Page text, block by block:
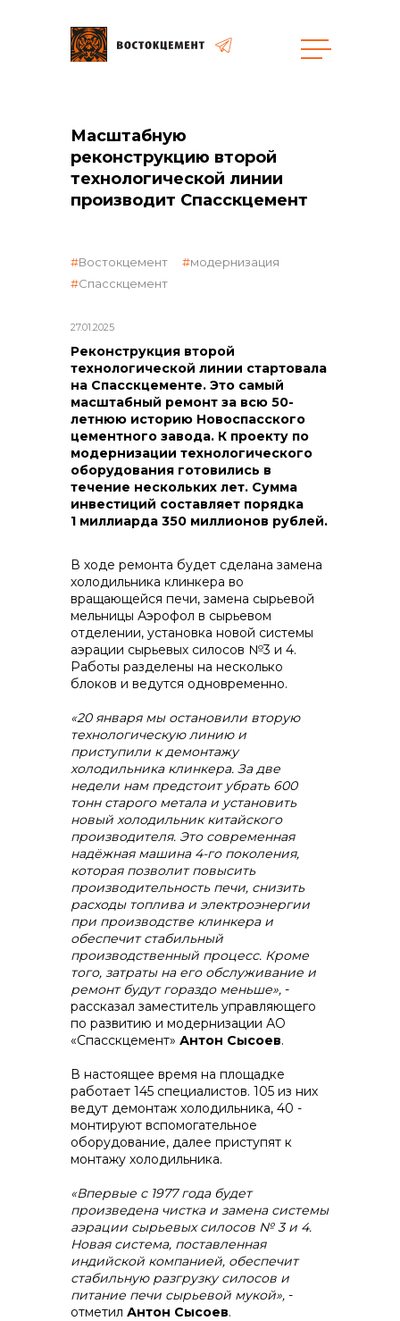
общая информация
реализация неликвидов
контакты отдела закупок
+7 (423) 234 50 50
info@vostokcement.ru
Масштабную
реконструкцию второй
технологической линии
производит Спасскцемент
27.01.2025
Востокцемент
модернизация
Спасскцемент
Реконструкция второй
технологической линии стартовала
на Спасскцементе. Это самый
масштабный ремонт за всю 50-
летнюю историю Новоспасского
цементного завода. К проекту по
модернизации технологического
оборудования готовились в
течение нескольких лет. Сумма
инвестиций составляет порядка
1 миллиарда 350 миллионов рублей.
В ходе ремонта будет сделана замена
холодильника клинкера во
вращающейся печи, замена сырьевой
мельницы Аэрофол в сырьевом
отделении, установка новой системы
аэрации сырьевых силосов №3 и 4.
Работы разделены на несколько
блоков и ведутся одновременно.
«20 января мы остановили вторую
технологическую линию и
приступили к демонтажу
холодильника клинкера. За две
недели нам предстоит убрать 600
тонн старого метала и установить
новый холодильник китайского
производителя. Это современная
надёжная машина 4-го поколения,
которая позволит повысить
производительность печи, снизить
расходы топлива и электроэнергии
при производстве клинкера и
обеспечит стабильный
производственный процесс. Кроме
того, затраты на его обслуживание и
ремонт будут гораздо меньше», -
рассказал заместитель управляющего
по развитию и модернизации АО
«Спасскцемент» Антон Сысоев.
В настоящее время на площадке
работает 145 специалистов. 105 из них
ведут демонтаж холодильника, 40 -
монтируют вспомогательное
оборудование, далее приступят к
монтажу холодильника.
«Впервые с 1977 года будет
произведена чистка и замена системы
аэрации сырьевых силосов № 3 и 4.
Новая система, поставленная
индийской компанией, обеспечит
стабильную разгрузку силосов и
питание печи сырьевой мукой», -
отметил Антон Сысоев.